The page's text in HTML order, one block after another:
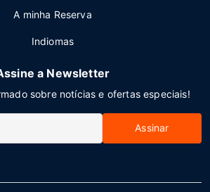
A minha Reserva
Indiomas
a Newsletter
sobre notícias e ofertas especiais!
Assinar